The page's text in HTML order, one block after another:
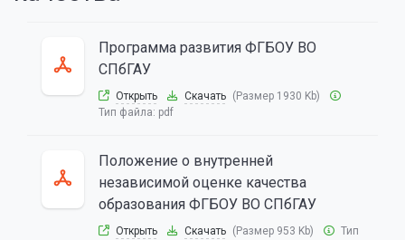
Программа развития ФГБОУ ВО
СПбГАУ
Открыть Скачать (Размер 1930 Kb)
Тип файла: pdf
Положение о внутренней
независимой оценке качества
образования ФГБОУ ВО СПбГАУ
Открыть Скачать (Размер 953 Kb)
Тип